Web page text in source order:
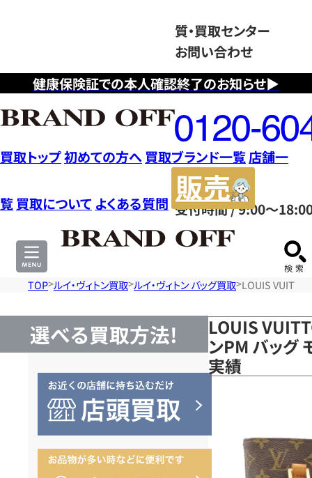
健康保険証での本人確認終了のお知らせ▶
質・買取センター
お問い合わせ
フ
リ
ー
ダ
イ
ヤ
ル
0120604117
受付時間 / 9:00～
買取トップ初めての方へ 買取ブランド一覧店舗一
覧 買取について よくある質問
サ
TOP ルイ・ヴィトン買取 ルイ・ヴィトン バッグ買取 LOUIS
選べる買取方法!
LOUIS
ンPM バッグ
実績